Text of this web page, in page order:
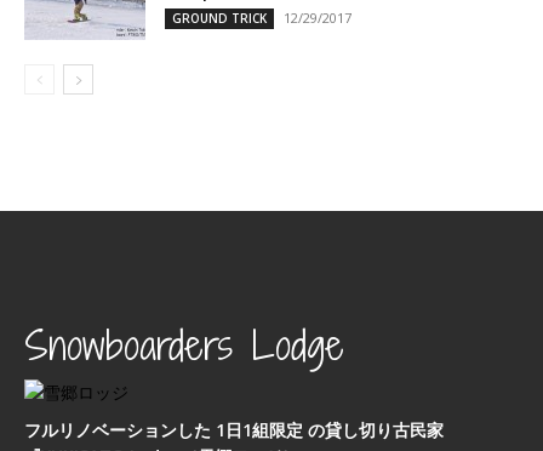
GROUND TRICK 12/29/2017
Snowboarders Lodge
フルリノベーションした 1日1組限定 の貸し切り古民家